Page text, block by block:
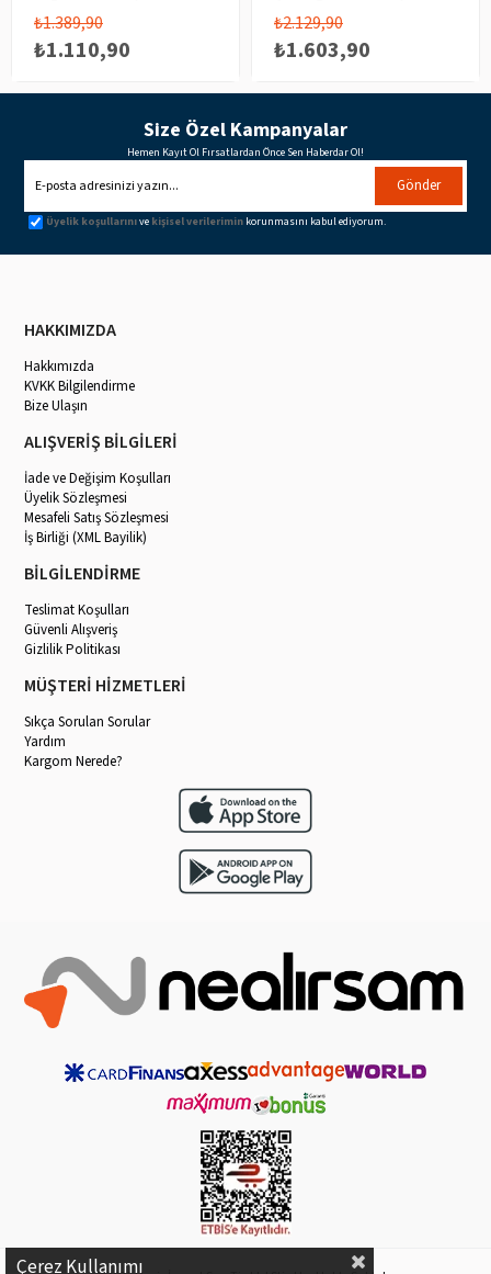
Ayakkabı
₺1.110,90
₺1.389,90
Ayakkabı
₺1.603,90
₺2.129,90
Size Özel Kampanyalar
Hemen Kayıt Ol Fırsatlardan Önce Sen Haberdar Ol!
Gönder
Üyelik koşullarınıve kişisel verilerimin korunmasını kabul ediyorum.
HAKKIMIZDA
Hakkımızda
KVKK Bilgilendirme
Bize Ulaşın
ALIŞVERİŞ BİLGİLERİ
İade ve Değişim Koşulları
Üyelik Sözleşmesi
Mesafeli Satış Sözleşmesi
İş Birliği (XML Bayilik)
BİLGİLENDİRME
Teslimat Koşulları
Güvenli Alışveriş
Gizlilik Politikası
MÜŞTERİ HİZMETLERİ
Sıkça Sorulan Sorular
Yardım
Kargom Nerede?
Çerez Kullanımı